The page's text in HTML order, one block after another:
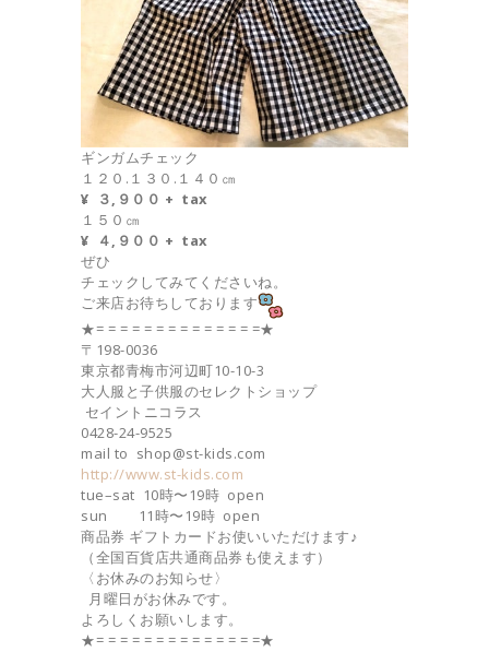
ギンガムチェック
１２０.１３０.１４０㎝
¥ ３,９００ + tax
１５０㎝
¥ ４,９００ + tax
ぜひ
チェックしてみてくださいね。
ご来店お待ちしております
★= = = = = = = = = = = = = =★
〒198-0036
東京都青梅市河辺町10-10-3
大人服と子供服のセレクトショップ
セイントニコラス
0428-24-9525
mail to shop@st-kids.com
http://www.st-kids.com
tue–sat 10時〜19時 open
sun 11時〜19時 open
商品券 ギフトカードお使いいただけます♪
（全国百貨店共通商品券も使えます）
〈お休みのお知らせ〉
月曜日がお休みです。
よろしくお願いします。
★= = = = = = = = = = = = = =★